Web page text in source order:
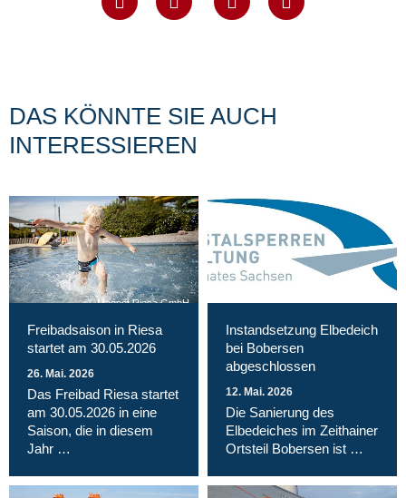
DAS KÖNNTE SIE AUCH
INTERESSIEREN
Magnet Riesa GmbH
Freibadsaison in Riesa
startet am 30.05.2026
26. Mai. 2026
Das Freibad Riesa startet
am 30.05.2026 in eine
Saison, die in diesem
Jahr …
Instandsetzung Elbedeich
bei Bobersen
abgeschlossen
12. Mai. 2026
Die Sanierung des
Elbedeiches im Zeithainer
Ortsteil Bobersen ist …